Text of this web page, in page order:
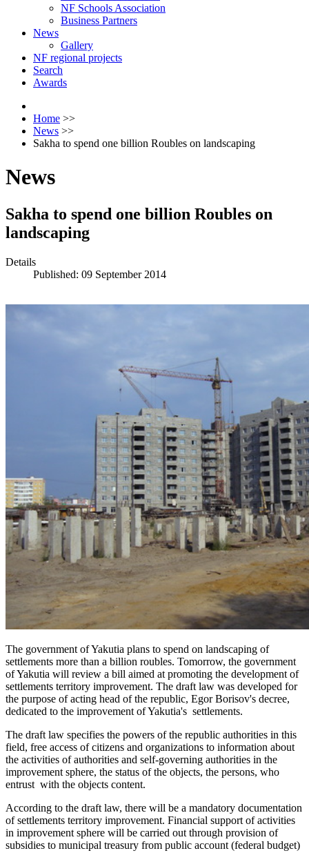
NF Schools Association
Business Partners
News
Gallery
NF regional projects
Search
Awards
Home >>
News >>
Sakha to spend one billion Roubles on landscaping
News
Sakha to spend one billion Roubles on
landscaping
Details
Published: 09 September 2014
The government of Yakutia plans to spend on landscaping of
settlements more than a billion roubles. Tomorrow, the government
of Yakutia will review a bill aimed at promoting the development of
settlements territory improvement. The draft law was developed for
the purpose of acting head of the republic, Egor Borisov's decree,
dedicated to the improvement of Yakutia's settlements.
The draft law specifies the powers of the republic authorities in this
field, free access of citizens and organizations to information about
the activities of authorities and self-governing authorities in the
improvement sphere, the status of the objects, the persons, who
entrust with the objects content.
According to the draft law, there will be a mandatory documentation
of settlements territory improvement. Financial support of activities
in improvement sphere will be carried out through provision of
subsidies to municipal treasury from public account (federal budget)